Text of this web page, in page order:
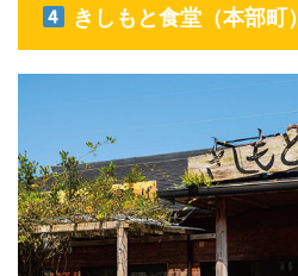
きしもと食堂（本部町）